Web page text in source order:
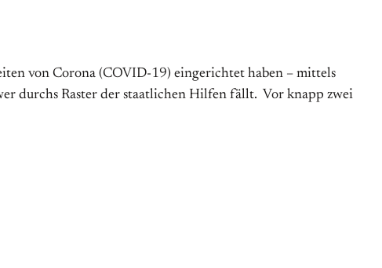
von Corona (COVID-19) eingerichtet haben – mittels
durchs Raster der staatlichen Hilfen fällt. Vor knapp zwei